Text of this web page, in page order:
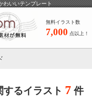
わいいテンプレート
無料イラスト数
7,000 点以上！
するイラスト 7 件